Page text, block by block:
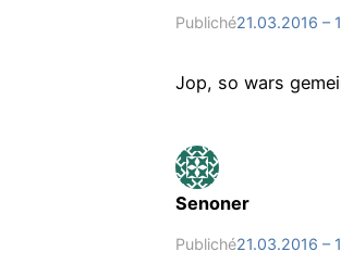
Publiché21.03.2016 –
Jop, so wars
Senoner
Publiché21.03.2016 –